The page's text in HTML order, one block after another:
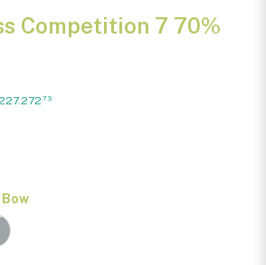
Competition 7 70%
73
Bow